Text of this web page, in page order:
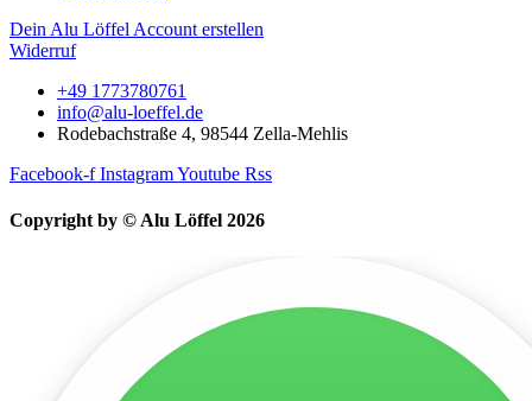
Dein Alu Löffel Account erstellen
Widerruf
+49 1773780761
info@alu-loeffel.de
Rodebachstraße 4, 98544 Zella-Mehlis
Facebook-f InstagramYoutube Rss
Copyright by © Alu Löffel 2026